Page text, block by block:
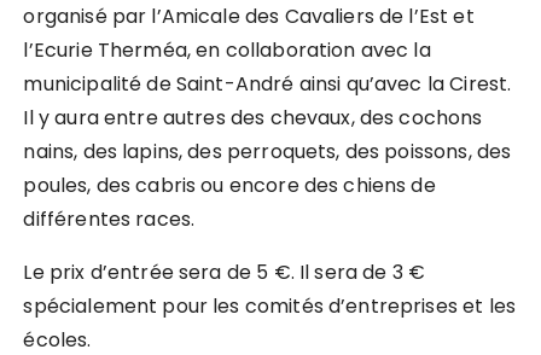
organisé par l’Amicale des Cavaliers de l’Est et
l’Ecurie Therméa, en collaboration avec la
municipalité de Saint-André ainsi qu’avec la Cirest.
Il y aura entre autres des chevaux, des cochons
nains, des lapins, des perroquets, des poissons, des
poules, des cabris ou encore des chiens de
différentes races.
Le prix d’entrée sera de 5 €. Il sera de 3 €
spécialement pour les comités d’entreprises et les
écoles.